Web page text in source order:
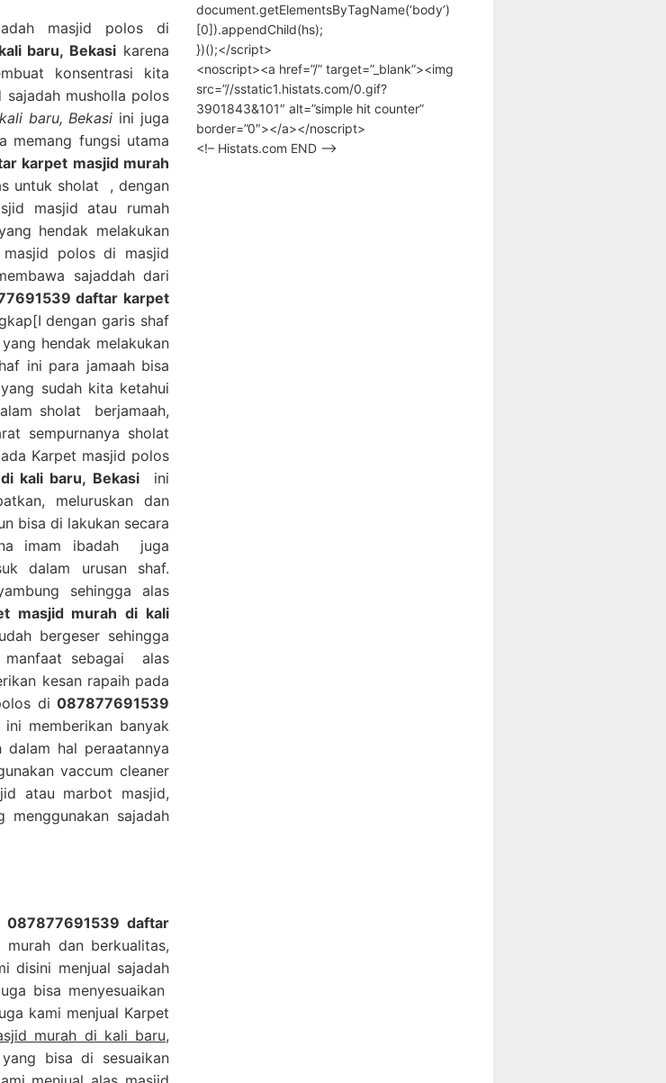
masjid polos di
baru, Bekasi karena
konsentrasi kita
musholla polos
baru, Bekasi ini juga
fungsi utama
karpet masjid murah
untuk sholat , dengan
masjid atau rumah
hendak melakukan
polos di masjid
sajaddah dari
daftar karpet
dengan garis shaf
hendak melakukan
ini para jamaah bisa
sudah kita ketahui
sholat berjamaah,
sempurnanya sholat
Karpet masjid polos
kali baru, Bekasiini
meluruskan dan
bisa di lakukan secara
imam ibadah juga
dalam urusan shaf.
sehingga alas
masjid murah di kali
bergeser sehingga
sebagai alas
kesan rapaih pada
di 087877691539
ini memberikan banyak
hal peraatannya
vaccum cleaner
atau marbot masjid,
sajadah
087877691539 daftar
dan berkualitas,
disini menjual sajadah
bisa menyesuaikan
kami menjual Karpet
murah di kali baru,
bisa di sesuaikan
document.getElementsByTagName(‘body’)
[0]).appendChild(hs);
})();</script>
<noscript><a href=”/” target=”_blank”><img
src=”//sstatic1.histats.com/0.gif?
3901843&101″ alt=”simple hit counter”
border=”0″></a></noscript>
<!– Histats.com END –>